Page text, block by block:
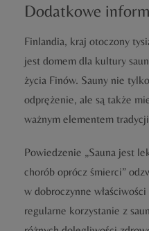
Dodatkowe
Finlandia, kraj otoczony
jest domem dla kultury
życia Finów. Sauny nie
odprężenie, ale są także
ważnym elementem
Powiedzenie „Sauna jest
chorób oprócz śmierci”
w dobroczynne
regularne korzystanie z